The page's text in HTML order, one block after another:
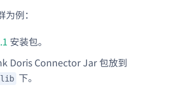
例：
安装包。
Doris Connector Jar 包放到
lib 下。